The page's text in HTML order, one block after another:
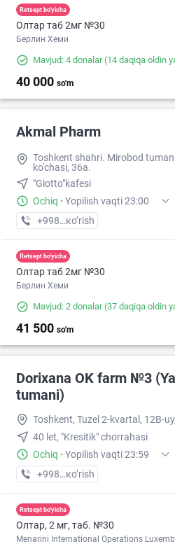
Retsept bo'yicha
Олтар таб 2мг №30
Берлин Хеми
Mavjud: 4 donalar(14 daqiqa oldin
40 000 so'm
Akmal Pharm
Toshkent shahri. Mirobod
ko'chasi, 36a.
"Giotto"kafesi
Ochiq · Yopilish vaqti 23:00
+998 (99) XXX-XX-XX
кo’rish
Retsept bo'yicha
Олтар таб 2мг №30
Берлин Хеми
Mavjud: 2 donalar(37 daqiqa oldin
41 500 so'm
Dorixana OK farm №3
tumani)
Toshkent, Tuzel 2-kvartal, 12B-
40 let, "Kresitik" chorrahasi
Ochiq · Yopilish vaqti 23:59
+998 (90) XXX-XX-XX
кo’rish
Retsept bo'yicha
Олтар, 2 мг, таб. №30
Menarini International Operations